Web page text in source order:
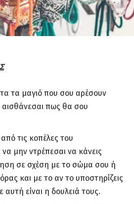
τα μαγιό που σου αρέσουν
πως θα σου
τις κοπέλες του
μην ντρέπεσαι να κάνεις
σε σχέση με το σώμα σου ή
και με το αν το υποστηρίζεις
είναι η δουλειά τους.